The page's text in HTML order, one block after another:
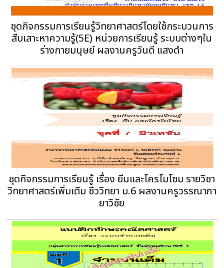
ชุดกิจกรรมการเรียนรู้วิทยาศาสตร์โดยใช้กระบวนการ
สืบเสาะหาความรู้(5E) หน่วยการเรียนรู้ ระบบต่างๆใน
ร่างกายมนุษย์ ผลงานครูวันดี แสงดำ
ชุดกิจกรรมการเรียนรู้ เรื่อง ยีนและโครโมโซม รายวิชา
วิทยาศาสตร์เพิ่มเติม ชีววิทยา ม.6 ผลงานครูวรรณาภา
ยาวิชัย